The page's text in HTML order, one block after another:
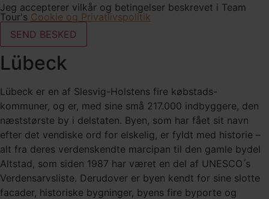
Jeg accepterer vilkår og betingelser beskrevet i Team
Tour's Cookie og Privatlivspolitik
SEND BESKED
Lübeck
Lübeck er en af Slesvig-Holstens fire købstads-
kommuner, og er, med sine små 217.000 indbyggere, den
næststørste by i delstaten. Byen, som har fået sit navn
efter det vendiske ord for elskelig, er fyldt med historie –
alt fra deres verdenskendte marcipan til den gamle bydel
Altstad, som siden 1987 har været en del af UNESCO ́s
Verdensarvsliste. Derudover er byen kendt for sine slotte
facader, historiske bygninger, byens fire byporte og